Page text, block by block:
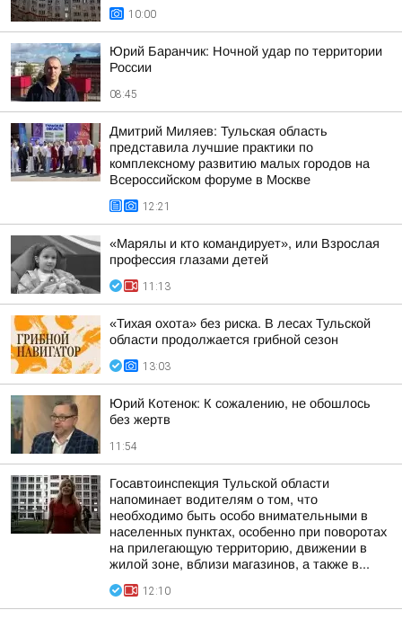
10:00
Юрий Баранчик: Ночной удар по территории
России
08:45
Дмитрий Миляев: Тульская область
представила лучшие практики по
комплексному развитию малых городов на
Всероссийском форуме в Москве
12:21
«Марялы и кто командирует», или Взрослая
профессия глазами детей
11:13
«Тихая охота» без риска. В лесах Тульской
области продолжается грибной сезон
13:03
Юрий Котенок: К сожалению, не обошлось
без жертв
11:54
Госавтоинспекция Тульской области
напоминает водителям о том, что
необходимо быть особо внимательными в
населенных пунктах, особенно при поворотах
на прилегающую территорию, движении в
жилой зоне, вблизи магазинов, а также в...
12:10